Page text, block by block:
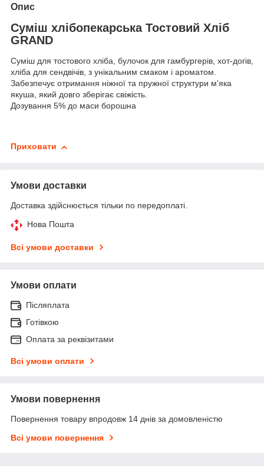
Опис
Суміш хлібопекарська Тостовий Хліб
GRAND
Суміш для тостового хліба, булочок для гамбургерів, хот-догів,
хліба для сендвічів, з унікальним смаком і ароматом.
Забезпечує отримання ніжної та пружної структури м'яка
якуша, який довго зберігає свіжість.
Дозування 5% до маси борошна
Приховати
Умови доставки
Доставка здійснюється тільки по передоплаті.
Нова Пошта
Всі умови доставки
Умови оплати
Післяплата
Готівкою
Оплата за реквізитами
Всі умови оплати
Умови повернення
Повернення товару впродовж 14 днів за домовленістю
Всі умови повернення